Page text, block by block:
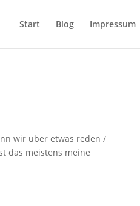
Start Blog Impressum
wir über etwas reden /
das meistens meine